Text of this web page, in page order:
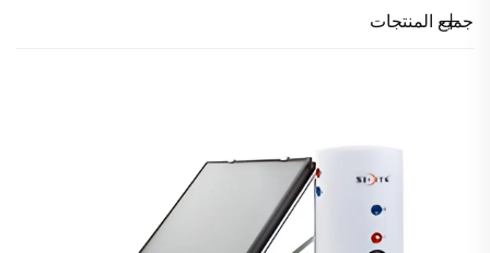
جميع المنتجات